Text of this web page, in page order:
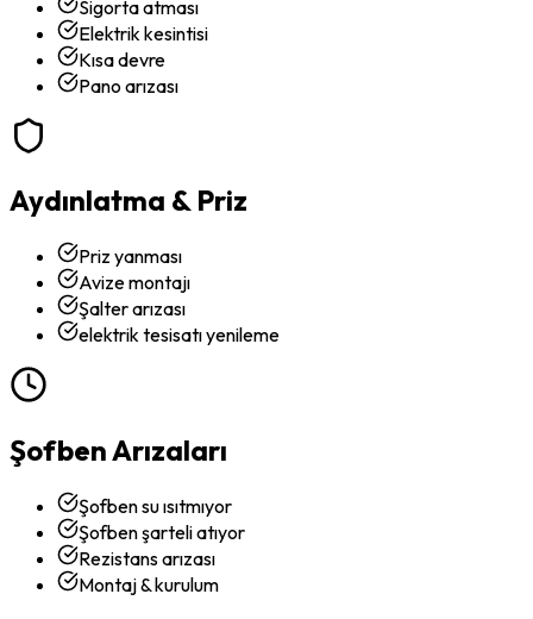
Sigorta atması
Elektrik kesintisi
Kısa devre
Pano arızası
Aydınlatma & Priz
Priz yanması
Avize montajı
Şalter arızası
elektrik tesisatı yenileme
Şofben Arızaları
Şofben su ısıtmıyor
Şofben şarteli atıyor
Rezistans arızası
Montaj & kurulum